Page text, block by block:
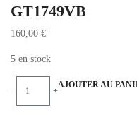
GT1749VB
160,00 €
5 en stock
-
GT1749VB
+
AJOUTER AU